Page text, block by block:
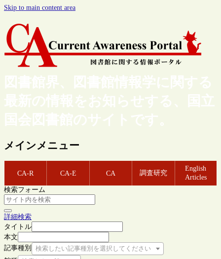
Skip to main content area
図書館界、図書館情報学に関する
最新の情報をお知らせする、国立
国会図書館のサイトです。
メインメニュー
CA-R CA-E CA 調査研究
English
Articles
検索フォーム
詳細検索
タイトル
本文
記事種別
検索したい記事種別を選択してください